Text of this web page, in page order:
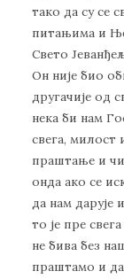
тако да су се
питањима и
Свето
Он није био
другачије од
нека би нам
свега, милост
праштање и
онда ако се
да нам дарује
то је пре
не бива без
праштамо и да